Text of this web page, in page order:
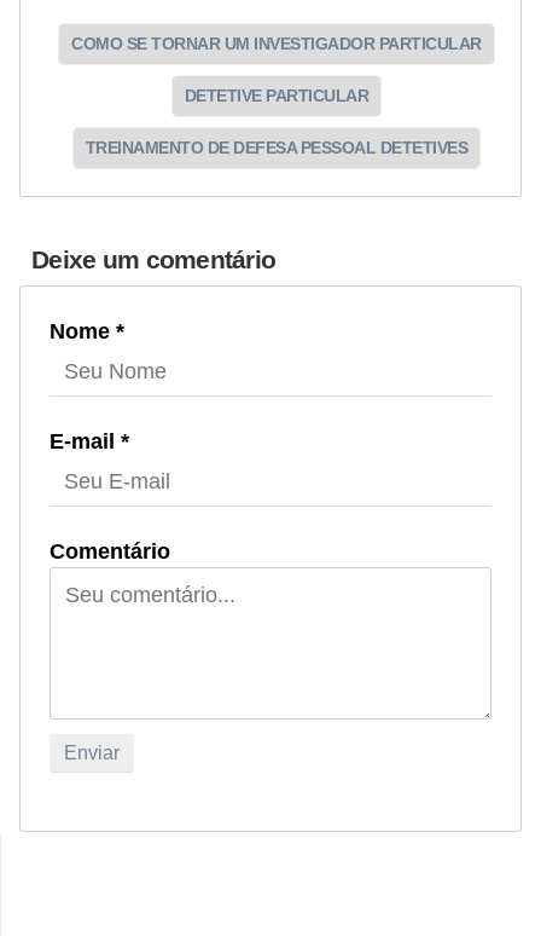
COMO SE TORNAR UM INVESTIGADOR PARTICULAR
DETETIVE PARTICULAR
TREINAMENTO DE DEFESA PESSOAL DETETIVES
Deixe um comentário
Nome *
E-mail *
Comentário